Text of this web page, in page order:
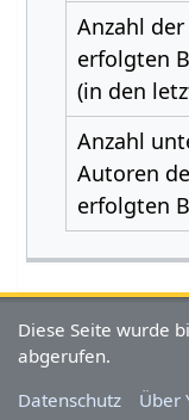
Anzahl
erfolgten
(in den
Anzahl
Autoren
erfolgten
Diese Seite wurde
abgerufen.
Datenschutz
Über